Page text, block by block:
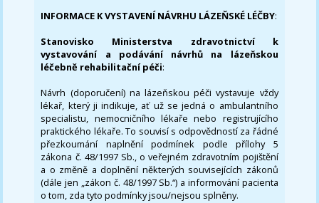
INFORMACE K VYSTAVENÍ NÁVRHU LÁZEŇSKÉ LÉČBY:
Stanovisko Ministerstva zdravotnictví k
vystavování a podávání návrhů na lázeňskou
léčebně rehabilitační péči:
Návrh (doporučení) na lázeňskou péči vystavuje vždy
lékař, který ji indikuje, ať už se jedná o ambulantního
specialistu, nemocničního lékaře nebo registrujícího
praktického lékaře. To souvisí s odpovědností za řádné
přezkoumání naplnění podmínek podle přílohy 5
zákona č. 48/1997 Sb., o veřejném zdravotním pojištění
a o změně a doplnění některých souvisejících zákonů
(dále jen „zákon č. 48/1997 Sb.“) a informování pacienta
o tom, zda tyto podmínky jsou/nejsou splněny.